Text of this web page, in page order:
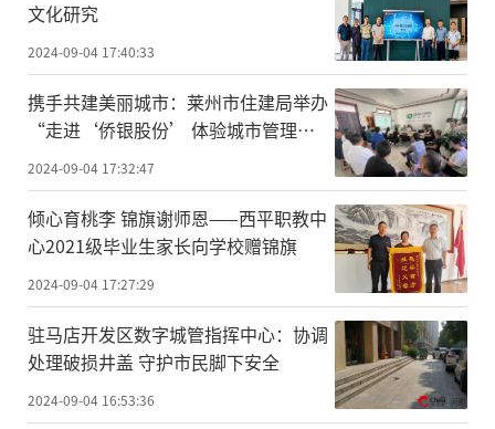
文化研究
2024-09-04 17:40:33
携手共建美丽城市：莱州市住建局举办
“走进‘侨银股份’ 体验城市管理”
开放日活动
2024-09-04 17:32:47
​倾心育桃李 锦旗谢师恩——西平职教中
心2021级毕业生家长向学校赠锦旗
2024-09-04 17:27:29
驻马店开发区数字城管指挥中心：协调
处理破损井盖 守护市民脚下安全
2024-09-04 16:53:36